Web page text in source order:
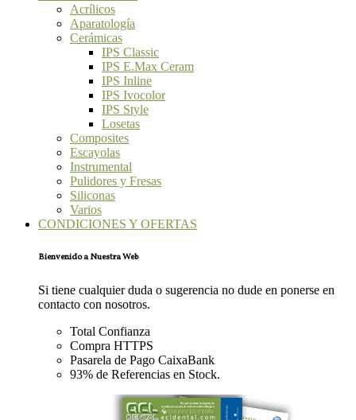
Acrílicos
Aparatología
Cerámicas
IPS Classic
IPS E.Max Ceram
IPS Inline
IPS Ivocolor
IPS Style
Losetas
Composites
Escayolas
Instrumental
Pulidores y Fresas
Siliconas
Varios
CONDICIONES Y OFERTAS
Bienvenido a Nuestra Web
Si tiene cualquier duda o sugerencia no dude en ponerse en
contacto con nosotros.
Total Confianza
Compra HTTPS
Pasarela de Pago CaixaBank
93% de Referencias en Stock.